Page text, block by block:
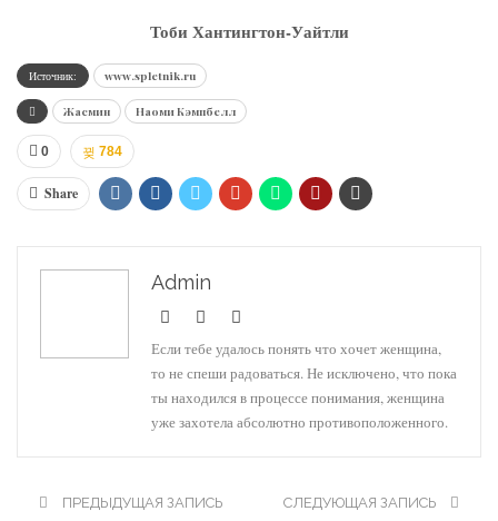
Тоби Хантингтон-Уайтли
Источник: www.spletnik.ru
Жасмин Наоми Кэмпбелл
0 784
Share
Admin
Если тебе удалось понять что хочет женщина,
то не спеши радоваться. Не исключено, что пока
ты находился в процессе понимания, женщина
уже захотела абсолютно противоположенного.
ПРЕДЫДУЩАЯ ЗАПИСЬ СЛЕДУЮЩАЯ ЗАПИСЬ